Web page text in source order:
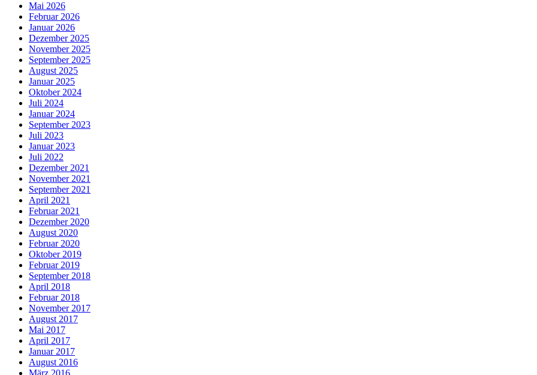
Mai 2026
Februar 2026
Januar 2026
Dezember 2025
November 2025
September 2025
August 2025
Januar 2025
Oktober 2024
Juli 2024
Januar 2024
September 2023
Juli 2023
Januar 2023
Juli 2022
Dezember 2021
November 2021
September 2021
April 2021
Februar 2021
Dezember 2020
August 2020
Februar 2020
Oktober 2019
Februar 2019
September 2018
April 2018
Februar 2018
November 2017
August 2017
Mai 2017
April 2017
Januar 2017
August 2016
März 2016